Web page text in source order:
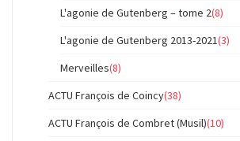
L'agonie de Gutenberg – tome 2(8)
L'agonie de Gutenberg 2013-2021(3)
Merveilles(8)
ACTU François de Coincy(38)
ACTU François de Combret (Musil)(10)